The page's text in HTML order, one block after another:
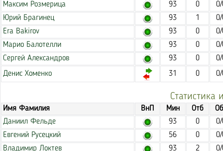
Максим Розмерица
93 0
Юрий Брагинец
93 1
Era Bakirov
93 0
Марио Балотелли
93 0
Сергей Александров
93 0
Денис Хоменко
31 0
Статистика
Имя Фамилия ВнП Мин Отб
Даниил Фельде
93 0
Евгений Русецкий
56 0
Владимир Локтев
93 2